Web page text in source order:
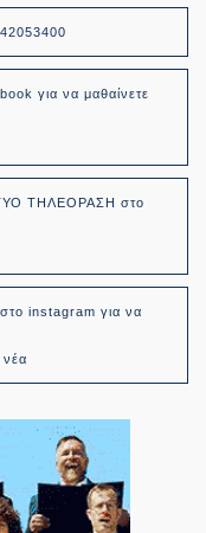
για να μαθαίνετε
ΤΗΛΕΟΡΑΣΗ στο
instagram για να
νέα